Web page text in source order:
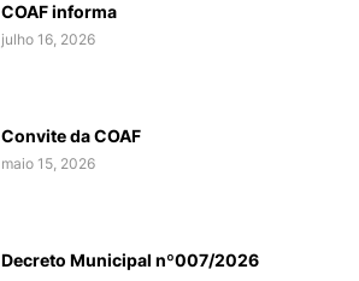
COAF informa
julho 16, 2026
Convite da COAF
maio 15, 2026
Decreto Municipal nº007/2026